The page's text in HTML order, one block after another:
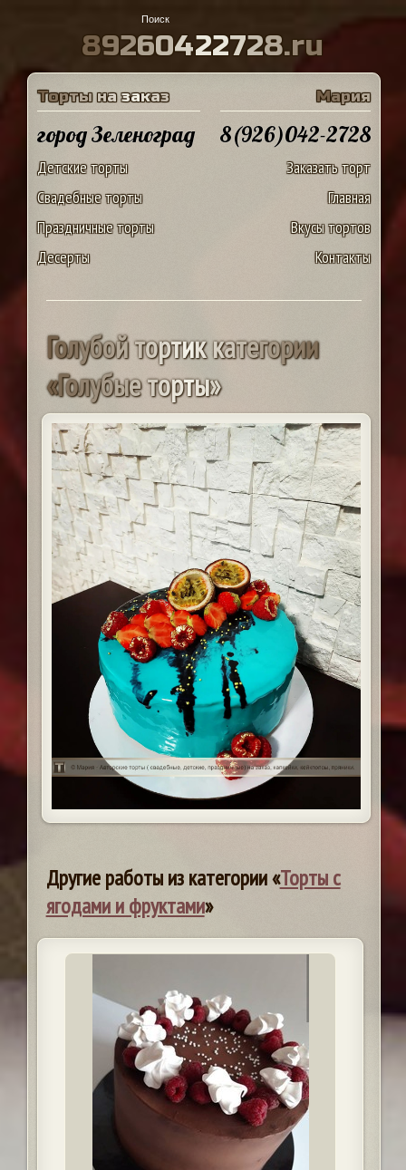
89260422728.ru
Торты на заказ
город Зеленоград
Детские торты
Свадебные торты
Праздничные торты
Десерты
Мария
8(926)042-2728
Заказать торт
Главная
Вкусы тортов
Контакты
Голубойтортиккатегории
«Голубыеторты»
Другие работы из категории «Торты с
ягодами и фруктами»